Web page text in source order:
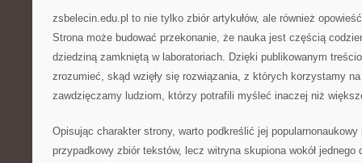
zsbelecin.edu.pl to nie tylko zbiór artykułów, ale również
Strona może budować przekonanie, że nauka jest częścią
dziedziną zamkniętą w laboratoriach. Dzięki publikowanym
zrozumieć, skąd wzięły się rozwiązania, z których korzystamy
zawdzięczamy ludziom, którzy potrafili myśleć inaczej niż
Opisując charakter strony, warto podkreślić jej
przypadkowy zbiór tekstów, lecz witryna skupiona wokół jednego